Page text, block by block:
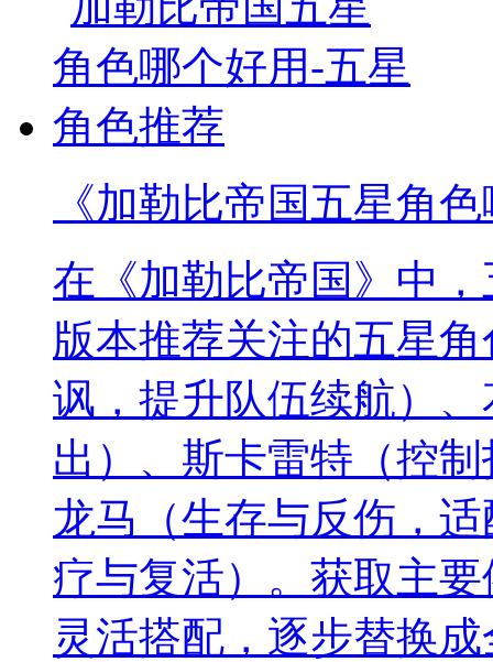
《加勒比帝国五星角
在《加勒比帝国》中
版本推荐关注的五星
讽，提升队伍续航）
出）、斯卡雷特（控
龙马（生存与反伤，
疗与复活）。获取主
灵活搭配，逐步替换